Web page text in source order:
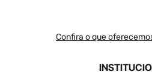
Confira o que